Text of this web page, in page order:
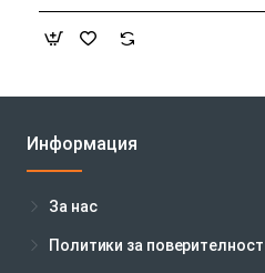
Информация
За нас
Политики за поверителност